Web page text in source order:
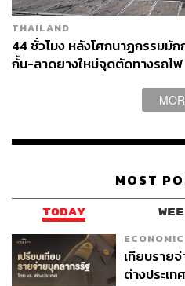
THAILAND
44 ชั่วโมง หลังโศกนาฏกรรมมั
กั้น-ลาดยางใหม่จุดตัดทางรถไฟ
MOST
TODAY
ECONOMIC
เทียบราย
ต่างประเ